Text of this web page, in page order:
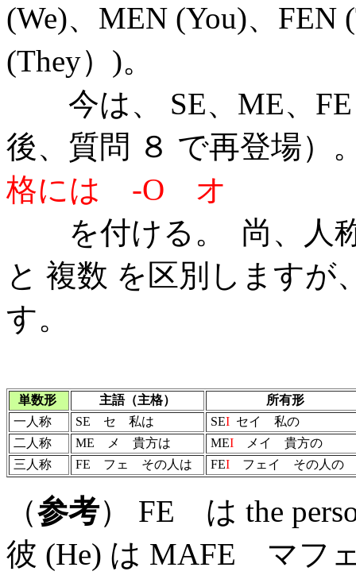
(We)、MEN (You)、FEN
(They）)。
今は、 SE、ME、FE
後、質問 ８ で再登場）
格には -O オ
を付ける。 尚、人称
と 複数 を区別しますが
す。
単数形 主語（主格）
所有形
一人称
SE セ 私は SEI セイ 私の
二人称
ME メ 貴方は MEI メイ 貴方の
三人称
FE フェ その人は FEI フェイ その人の
（参考） FE は the
彼 (He) は MAFE マフ